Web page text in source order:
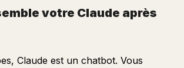
votre Claude après
Claude est un chatbot. Vous